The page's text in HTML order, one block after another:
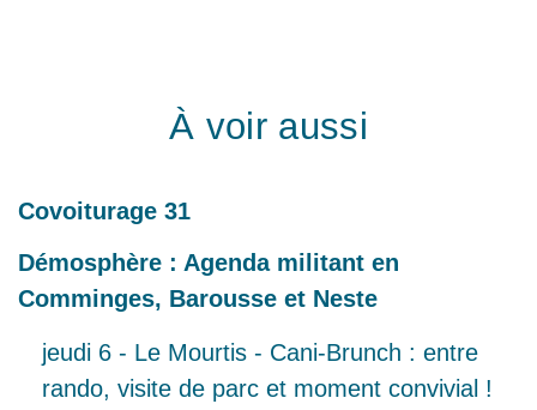
À voir aussi
Covoiturage 31
Démosphère : Agenda militant en
Comminges, Barousse et Neste
jeudi 6 - Le Mourtis - Cani-Brunch : entre
rando, visite de parc et moment convivial !